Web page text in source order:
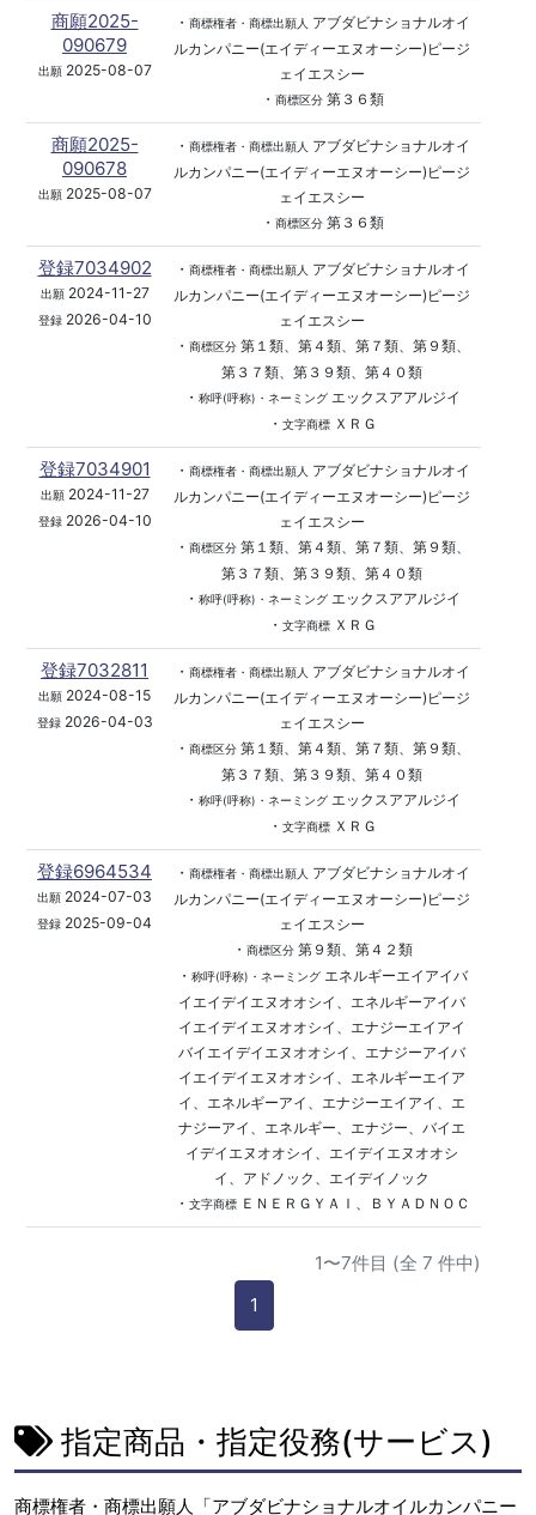
商願2025-
090679
出願2025-08-07
・ 商標権者・商標出願人
アブダビナショナルオイ
ルカンパニー(エイディーエヌオーシー)ピージ
ェイエスシー
・ 商標区分第３６類
商願2025-
090678
出願2025-08-07
・ 商標権者・商標出願人
アブダビナショナルオイ
ルカンパニー(エイディーエヌオーシー)ピージ
ェイエスシー
・ 商標区分第３６類
登録7034902
出願2024-11-27
登録2026-04-10
・ 商標権者・商標出願人
アブダビナショナルオイ
ルカンパニー(エイディーエヌオーシー)ピージ
ェイエスシー
・ 商標区分第１類、第４類、第７類、第９類、
第３７類、第３９類、第４０類
・ 称呼(呼称)・ネーミングエックスアアルジイ
・ 文字商標ＸＲＧ
登録7034901
出願2024-11-27
登録2026-04-10
・ 商標権者・商標出願人
アブダビナショナルオイ
ルカンパニー(エイディーエヌオーシー)ピージ
ェイエスシー
・ 商標区分第１類、第４類、第７類、第９類、
第３７類、第３９類、第４０類
・ 称呼(呼称)・ネーミングエックスアアルジイ
・ 文字商標ＸＲＧ
登録7032811
出願 2024-08-15
登録2026-04-03
・ 商標権者・商標出願人
アブダビナショナルオイ
ルカンパニー(エイディーエヌオーシー)ピージ
ェイエスシー
・ 商標区分第１類、第４類、第７類、第９類、
第３７類、第３９類、第４０類
・ 称呼(呼称)・ネーミングエックスアアルジイ
・ 文字商標ＸＲＧ
登録6964534
出願 2024-07-03
登録 2025-09-04
・ 商標権者・商標出願人
アブダビナショナルオイ
ルカンパニー(エイディーエヌオーシー)ピージ
ェイエスシー
・ 商標区分第９類、第４２類
・ 称呼(呼称)・ネーミングエネルギーエイアイバ
イエイデイエヌオオシイ、エネルギーアイバ
イエイデイエヌオオシイ、エナジーエイアイ
バイエイデイエヌオオシイ、エナジーアイバ
イエイデイエヌオオシイ、エネルギーエイア
イ、エネルギーアイ、エナジーエイアイ、エ
ナジーアイ、エネルギー、エナジー、バイエ
イデイエヌオオシイ、エイデイエヌオオシ
イ、アドノック、エイデイノック
・ 文字商標ＥＮＥＲＧＹＡＩ、ＢＹＡＤＮＯＣ
1〜7件目 (全 7 件中)
1
指定商品・指定役務(サービス)
商標権者・商標出願人「アブダビナショナルオイルカンパニー